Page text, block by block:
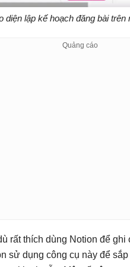
diện lập kế hoạch đăng bài trên
rất thích dùng Notion để
sử dụng công cụ này để